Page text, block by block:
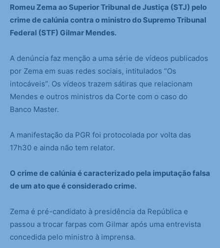
Romeu Zema ao Superior Tribunal de Justiça (STJ) pelo
crime de calúnia contra o ministro do Supremo Tribunal
Federal (STF) Gilmar Mendes.
A denúncia faz menção a uma série de vídeos publicados
por Zema em suas redes sociais, intitulados “Os
intocáveis”. Os vídeos trazem sátiras que relacionam
Mendes e outros ministros da Corte com o caso do
Banco Master.
A manifestação da PGR foi protocolada por volta das
17h30 e ainda não tem relator.
O crime de calúnia é caracterizado pela imputação falsa
de um ato que é considerado crime.
Zema é pré-candidato à presidência da República e
passou a trocar farpas com Gilmar após uma entrevista
concedida pelo ministro à imprensa.